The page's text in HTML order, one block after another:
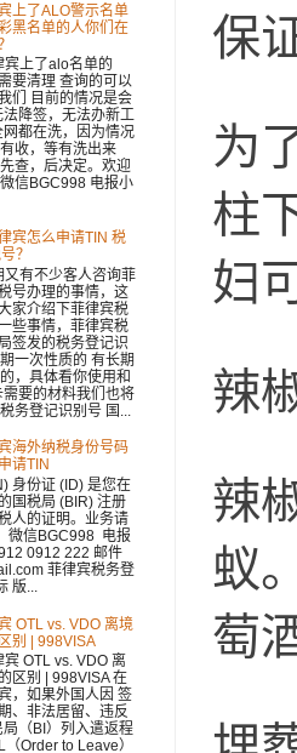
保
为
柱
妇
辣
辣
蚁
萄
上了ALO警示名单
黑名单的人你们在
宾上了alo名单的
要清理 查询的可以
们 目前的情况是会
降签，无法办新工
都在洗，因为情况
收，等有洗出来
查，后决定。欢迎
信BGC998 电报小
宾怎么申请TIN 税
？
又有不少客人咨询菲
号办理的事情，这
家介绍下菲律宾税
些事情，菲律宾税
签发的税务登记识
一次性质的 有长期
，具体看你使用和
要的材料我们也将
务登记识别号 国...
海外纳税身份号码
请TIN
身份证 (ID) 是您在
国税局 (BIR) 注册
人的证明。业务请
微信BGC998 电报
0912 222 邮件
菲律宾税务登
版...
OTL vs. VDO 离境
别 | 998VISA
宾 OTL vs. VDO 离
区别 | 998VISA 在
，如果外国人因 签
、非法居留、违反
（BI）列入遣返程
Order to Leave）